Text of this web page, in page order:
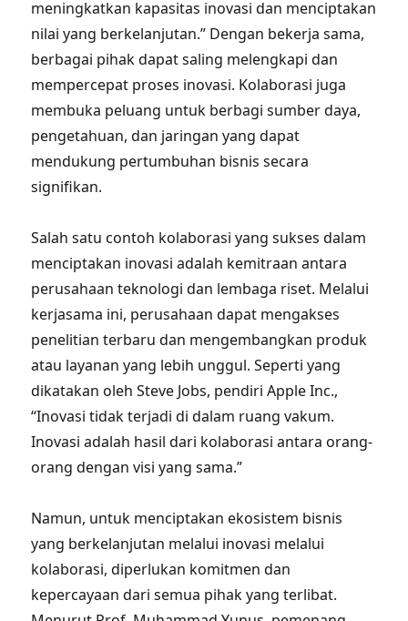
meningkatkan kapasitas inovasi dan menciptakan
nilai yang berkelanjutan.” Dengan bekerja sama,
berbagai pihak dapat saling melengkapi dan
mempercepat proses inovasi. Kolaborasi juga
membuka peluang untuk berbagi sumber daya,
pengetahuan, dan jaringan yang dapat
mendukung pertumbuhan bisnis secara
signifikan.
Salah satu contoh kolaborasi yang sukses dalam
menciptakan inovasi adalah kemitraan antara
perusahaan teknologi dan lembaga riset. Melalui
kerjasama ini, perusahaan dapat mengakses
penelitian terbaru dan mengembangkan produk
atau layanan yang lebih unggul. Seperti yang
dikatakan oleh Steve Jobs, pendiri Apple Inc.,
“Inovasi tidak terjadi di dalam ruang vakum.
Inovasi adalah hasil dari kolaborasi antara orang-
orang dengan visi yang sama.”
Namun, untuk menciptakan ekosistem bisnis
yang berkelanjutan melalui inovasi melalui
kolaborasi, diperlukan komitmen dan
kepercayaan dari semua pihak yang terlibat.